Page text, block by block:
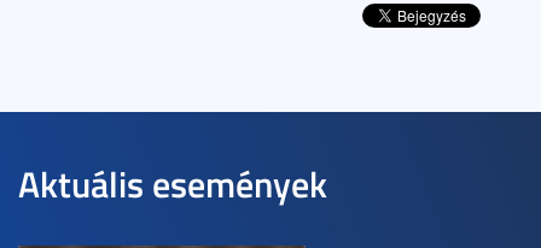
Aktuális események